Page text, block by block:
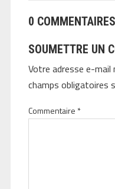
0 COMMENTAIRES
SOUMETTRE UN
Votre adresse e-mail
champs obligatoires
Commentaire *